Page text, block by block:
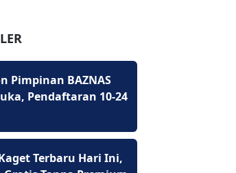
Pimpinan BAZNAS
Pendaftaran 10-24
Terbaru Hari Ini,